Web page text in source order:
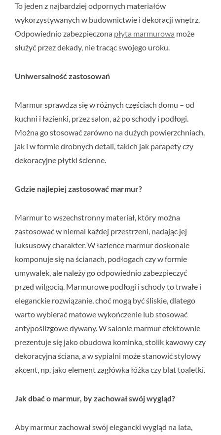
To jeden z najbardziej odpornych materiałów
wykorzystywanych w budownictwie i dekoracji wnętrz.
Odpowiednio zabezpieczona płyta marmurowa może
służyć przez dekady, nie tracąc swojego uroku.
Uniwersalność zastosowań
Marmur sprawdza się w różnych częściach domu – od
kuchni i łazienki, przez salon, aż po schody i podłogi.
Można go stosować zarówno na dużych powierzchniach,
jak i w formie drobnych detali, takich jak parapety czy
dekoracyjne płytki ścienne.
Gdzie najlepiej zastosować marmur?
Marmur to wszechstronny materiał, który można
zastosować w niemal każdej przestrzeni, nadając jej
luksusowy charakter. W łazience marmur doskonale
komponuje się na ścianach, podłogach czy w formie
umywalek, ale należy go odpowiednio zabezpieczyć
przed wilgocią. Marmurowe podłogi i schody to trwałe i
eleganckie rozwiązanie, choć mogą być śliskie, dlatego
warto wybierać matowe wykończenie lub stosować
antypoślizgowe dywany. W salonie marmur efektownie
prezentuje się jako obudowa kominka, stolik kawowy czy
dekoracyjna ściana, a w sypialni może stanowić stylowy
akcent, np. jako element zagłówka łóżka czy blat toaletki.
Jak dbać o marmur, by zachował swój wygląd?
Aby marmur zachował swój elegancki wygląd na lata,